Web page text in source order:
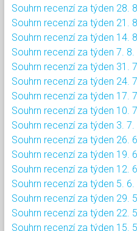
Souhrn recenzí za týden 28.
Souhrn recenzí za týden 21.
Souhrn recenzí za týden 14.
Souhrn recenzí za týden 7. 8.
Souhrn recenzí za týden 31.
Souhrn recenzí za týden 24.
Souhrn recenzí za týden 17.
Souhrn recenzí za týden 10.
Souhrn recenzí za týden 3. 7.
Souhrn recenzí za týden 26.
Souhrn recenzí za týden 19.
Souhrn recenzí za týden 12.
Souhrn recenzí za týden 5. 6.
Souhrn recenzí za týden 29.
Souhrn recenzí za týden 22.
Souhrn recenzí za týden 15.